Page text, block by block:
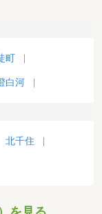
町
白河
北千住